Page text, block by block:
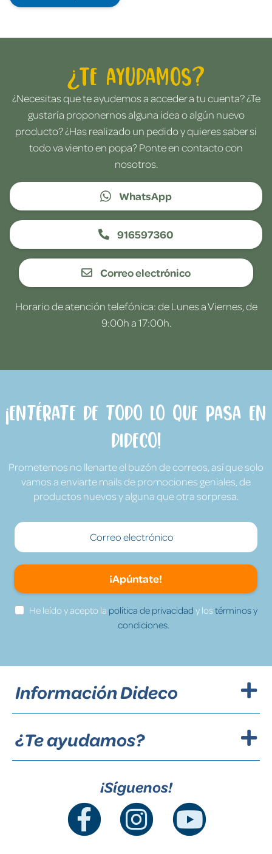
¿Te ayudamos?
¿Necesitas que te ayudemos a acceder a tu cuenta? ¿Te
gustaría proponernos alguna idea o algún nuevo
producto? ¿Has realizado un pedido y quieres saber si
todo va viento en popa? Ponte en contacto con
nosotros.
WhatsApp
916597360
Correo electrónico
Horario de atención telefónica: de Lunes a Viernes, de
9:00h a 17:00h.
¡Entérate de todo lo que pasa en
Dideco!
Prometemos no llenarte el buzón de correos, así que solo
vamos a enviarte mails de promociones geniales, de
productos nuevos y alguna que otra sorpresa.
¡Apúntate!
He leído y acepto la política de privacidad y lostérminos y
condiciones.
Información Dideco
¿Te ayudamos?
¡Síguenos!